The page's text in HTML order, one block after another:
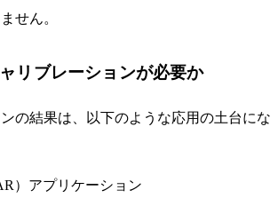
せん。
リブレーションが必要か
の結果は、以下のような応用の土台にな
）アプリケーション